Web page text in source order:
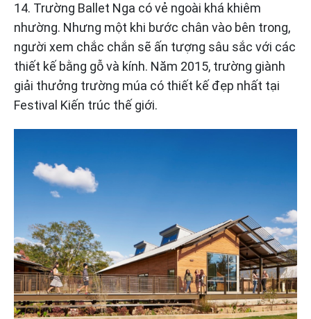
14. Trường Ballet Nga có vẻ ngoài khá khiêm
nhường. Nhưng một khi bước chân vào bên trong,
người xem chắc chắn sẽ ấn tượng sâu sắc với các
thiết kế bằng gỗ và kính. Năm 2015, trường giành
giải thưởng trường múa có thiết kế đẹp nhất tại
Festival Kiến trúc thế giới.